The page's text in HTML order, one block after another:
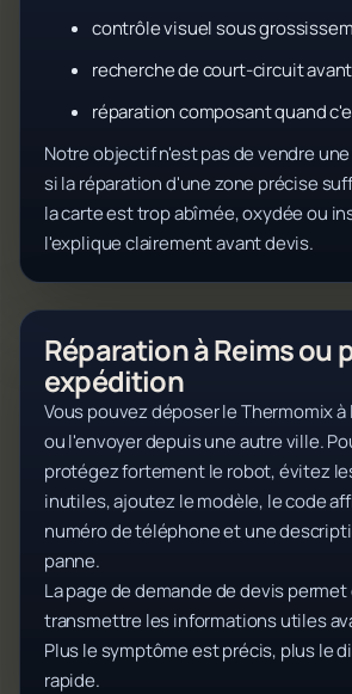
contrôle visuel sous
recherche de court-circuit
réparation composant quand
Notre objectif n'est pas de vendre
si la réparation d'une zone précise
la carte est trop abîmée, oxydée ou
l'explique clairement avant devis.
Réparation à Reims ou
expédition
Vous pouvez déposer le Thermomix
ou l'envoyer depuis une autre ville.
protégez fortement le robot, évitez
inutiles, ajoutez le modèle, le code
numéro de téléphone et une
panne.
La page de demande de devis
transmettre les informations utiles
Plus le symptôme est précis, plus le
rapide.